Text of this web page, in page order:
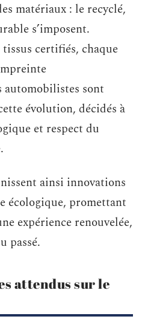
matériaux : le recyclé,
s’imposent.
certifiés, chaque
automobilistes sont
évolution, décidés à
et respect du
ainsi innovations
écologique, promettant
expérience renouvelée,
passé.
attendus sur le